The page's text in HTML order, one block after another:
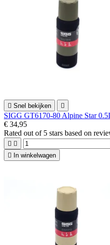
 Snel bekijken 
SIGG GT6170-80 Alpine Star
€ 34,95
Rated out of 5 stars based on
 

In winkelwagen